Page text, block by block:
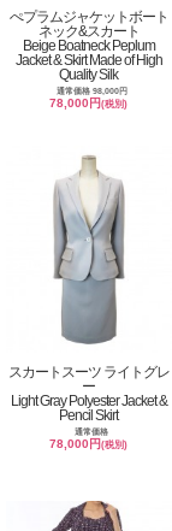
ぺプラムジャケットボート
ネック&スカート
Beige Boatneck Peplum
Jacket & Skirt Made of High
Quality Silk
通常価格 98,000円
78,000円(税別)
スカートスーツ ライトグレ
ー
Light Gray Polyester Jacket &
Pencil Skirt
通常価格
78,000円(税別)